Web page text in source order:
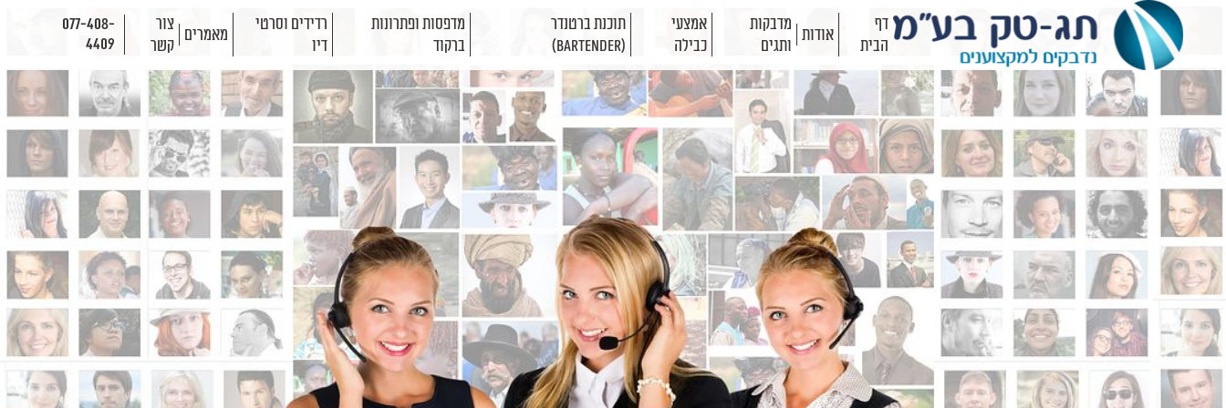
דף
הבית
אודות
מדבקות
ותגים
אמצעי
כבילה
תוכנת ברטנדר
(BarTender)
מדפסות ופתרונות
ברקוד
רדידים וסרטי
דיו
מאמרים
צור
קשר
077-408-
4409